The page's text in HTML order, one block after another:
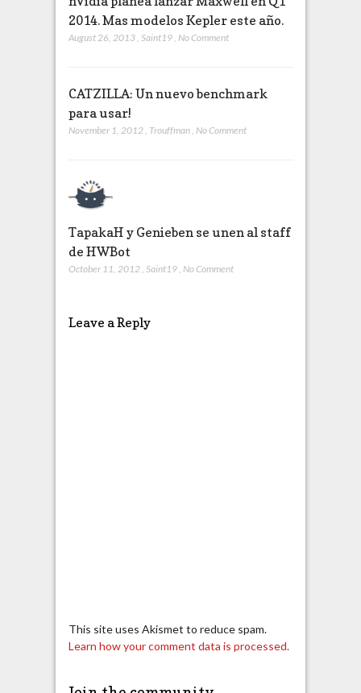
2014. Mas modelos Kepler este año.
August 26, 2013, Saint19, No Comment
CATZILLA: Un nuevo benchmark
para usar!
November 1, 2012, Trouffman, No Comment
TapakaH y Genieben se unen al staff
de HWBot
October 11, 2012, Saint19, No Comment
Leave a Reply
This site uses Akismet to reduce spam.
Learn how your comment data is processed.